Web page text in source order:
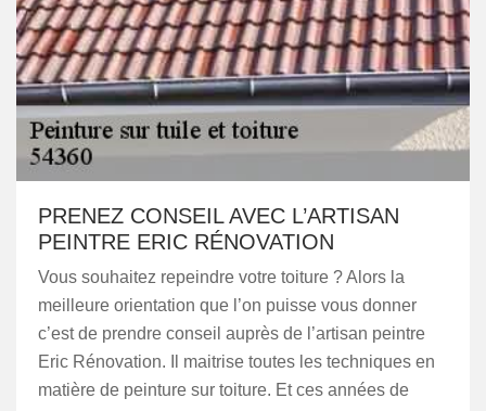
PRENEZ CONSEIL AVEC L’ARTISAN
PEINTRE ERIC RÉNOVATION
Vous souhaitez repeindre votre toiture ? Alors la
meilleure orientation que l’on puisse vous donner
c’est de prendre conseil auprès de l’artisan peintre
Eric Rénovation. Il maitrise toutes les techniques en
matière de peinture sur toiture. Et ces années de